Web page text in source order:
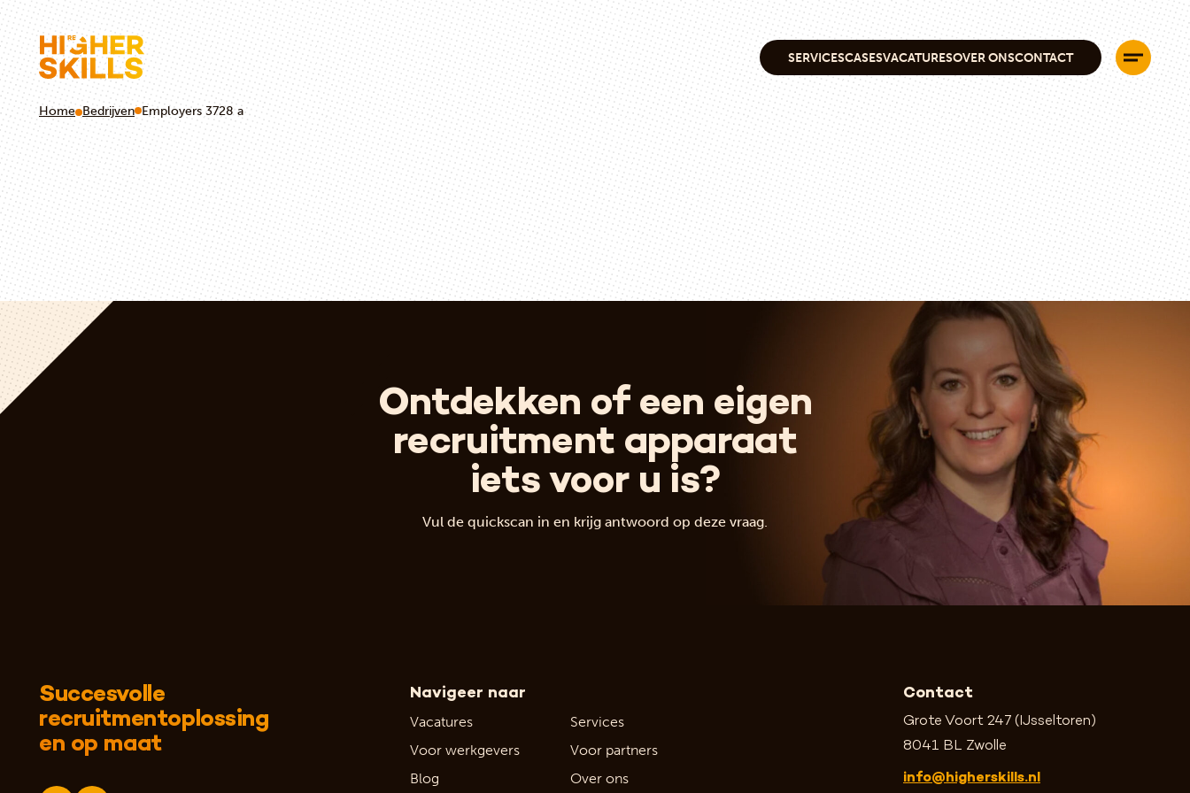
SERVICESCASESVACATURESOVER ONSCONTACT
Home Bedrijven Employers 3728 a
Ontdekken of een eigen
recruitment apparaat
iets voor u is?
Vul de quickscan in en krijg antwoord op deze vraag.
Succesvolle
recruitmentoplossing
en op maat
Navigeer naar
Vacatures
Services
Voor werkgevers
Voor partners
Blog
Over ons
Contact
Grote Voort 247 (IJsseltoren)
8041 BL Zwolle
info@higherskills.nl